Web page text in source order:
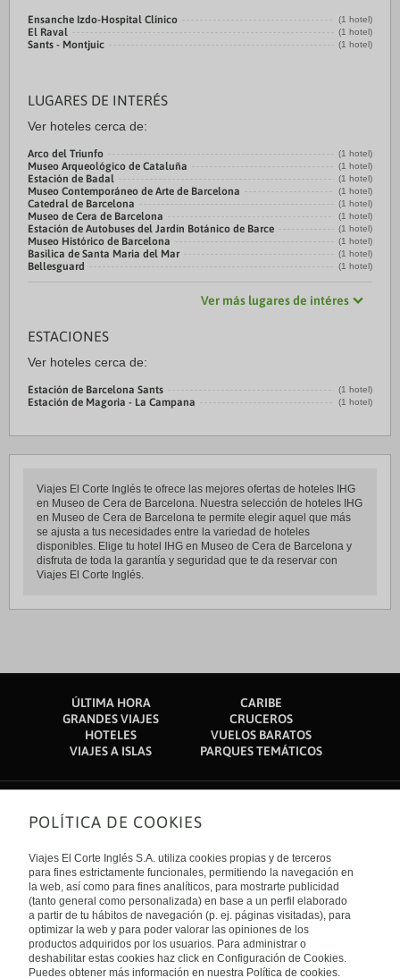
Ensanche Izdo-Hospital Clínico (1 hotel)
El Raval (1 hotel)
Sants - Montjuic (1 hotel)
LUGARES DE INTERÉS
Ver hoteles cerca de:
Arco del Triunfo (1 hotel)
Museo Arqueológico de Cataluña (1 hotel)
Estación de Badal (1 hotel)
Museo Contemporáneo de Arte de Barcelona (1 hotel)
Catedral de Barcelona (1 hotel)
Museo de Cera de Barcelona (1 hotel)
Estación de Autobuses del Jardín Botánico de Barce (1 hotel)
Museo Histórico de Barcelona (1 hotel)
Basilica de Santa Maria del Mar (1 hotel)
Bellesguard (1 hotel)
Ver más lugares de intéres
ESTACIONES
Ver hoteles cerca de:
Estación de Barcelona Sants (1 hotel)
Estación de Magoria - La Campana (1 hotel)
Viajes El Corte Inglés te ofrece las mejores ofertas de hoteles IHG
en Museo de Cera de Barcelona. Nuestra selección de hoteles IHG
en Museo de Cera de Barcelona te permite elegir aquel que más
se ajusta a tus necesidades entre la variedad de hoteles
disponibles. Elige tu hotel IHG en Museo de Cera de Barcelona y
disfruta de toda la garantía y seguridad que te da reservar con
Viajes El Corte Inglés.
ÚLTIMA HORA
CARIBE
GRANDES VIAJES
CRUCEROS
HOTELES
VUELOS BARATOS
VIAJES A ISLAS
PARQUES TEMÁTICOS
Sobre nosotros
Quiénes somos
Financiación
Sostenibilidad
Turismo accesible
Tarjeta El Corte Inglés
Trabaja con nosotros
El Corte Inglés
Canal Ético
Enlaces de interés
Guías de viaje
Catálogos
Auto check-in
Condiciones Generales
Política de privacidad
Política de cookies
Internacional
España
POLÍTICA DE COOKIES
Viajes El Corte Inglés S.A. utiliza cookies propias y de terceros
para fines estrictamente funcionales, permitiendo la navegación en
la web, así como para fines analíticos, para mostrarte publicidad
(tanto general como personalizada) en base a un perfil elaborado
a partir de tu hábitos de navegación (p. ej. páginas visitadas), para
optimizar la web y para poder valorar las opiniones de los
productos adquiridos por los usuarios. Para administrar o
deshabilitar estas cookies haz click en Configuración de Cookies.
Puedes obtener más información en nuestra Política de cookies.